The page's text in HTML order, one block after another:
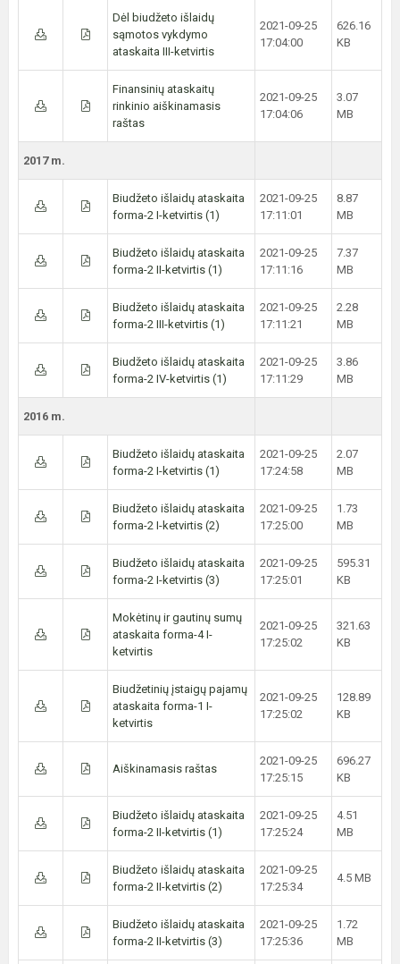
Dėl biudžeto išlaidų
sąmotos vykdymo
ataskaita III-ketvirtis
2021-09-25
17:04:00
626.16
KB
Finansinių ataskaitų
rinkinio aiškinamasis
raštas
2021-09-25
17:04:06
3.07
MB
2017 m.
Biudžeto išlaidų ataskaita
forma-2 I-ketvirtis (1)
2021-09-25
17:11:01
8.87
MB
Biudžeto išlaidų ataskaita
forma-2 II-ketvirtis (1)
2021-09-25
17:11:16
7.37
MB
Biudžeto išlaidų ataskaita
forma-2 III-ketvirtis (1)
2021-09-25
17:11:21
2.28
MB
Biudžeto išlaidų ataskaita
forma-2 IV-ketvirtis (1)
2021-09-25
17:11:29
3.86
MB
2016 m.
Biudžeto išlaidų ataskaita
forma-2 I-ketvirtis (1)
2021-09-25
17:24:58
2.07
MB
Biudžeto išlaidų ataskaita
forma-2 I-ketvirtis (2)
2021-09-25
17:25:00
1.73
MB
Biudžeto išlaidų ataskaita
forma-2 I-ketvirtis (3)
2021-09-25
17:25:01
595.31
KB
Mokėtinų ir gautinų sumų
ataskaita forma-4 I-
ketvirtis
2021-09-25
17:25:02
321.63
KB
Biudžetinių įstaigų pajamų
ataskaita forma-1 I-
ketvirtis
2021-09-25
17:25:02
128.89
KB
Aiškinamasis raštas
2021-09-25
17:25:15
696.27
KB
Biudžeto išlaidų ataskaita
forma-2 II-ketvirtis (1)
2021-09-25
17:25:24
4.51
MB
Biudžeto išlaidų ataskaita
forma-2 II-ketvirtis (2)
2021-09-25
17:25:34
4.5 MB
Biudžeto išlaidų ataskaita
forma-2 II-ketvirtis (3)
2021-09-25
17:25:36
1.72
MB